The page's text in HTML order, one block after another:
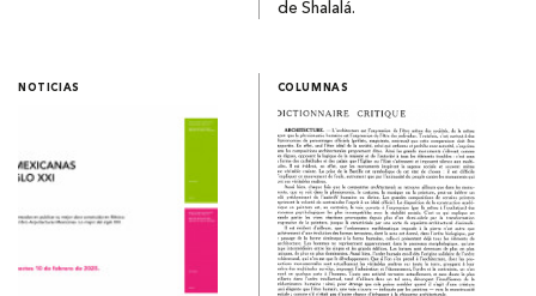
de Shalalá.
NOTICIAS COLUMNAS